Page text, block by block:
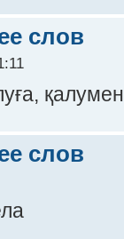
слов
қалумен
слов